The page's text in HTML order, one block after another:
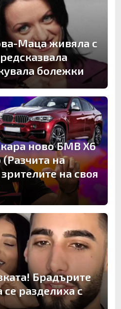
Маца живяла с
болежки
ново БМВ Х6
(Разчита на
на своя
Брадърите
разделиха с